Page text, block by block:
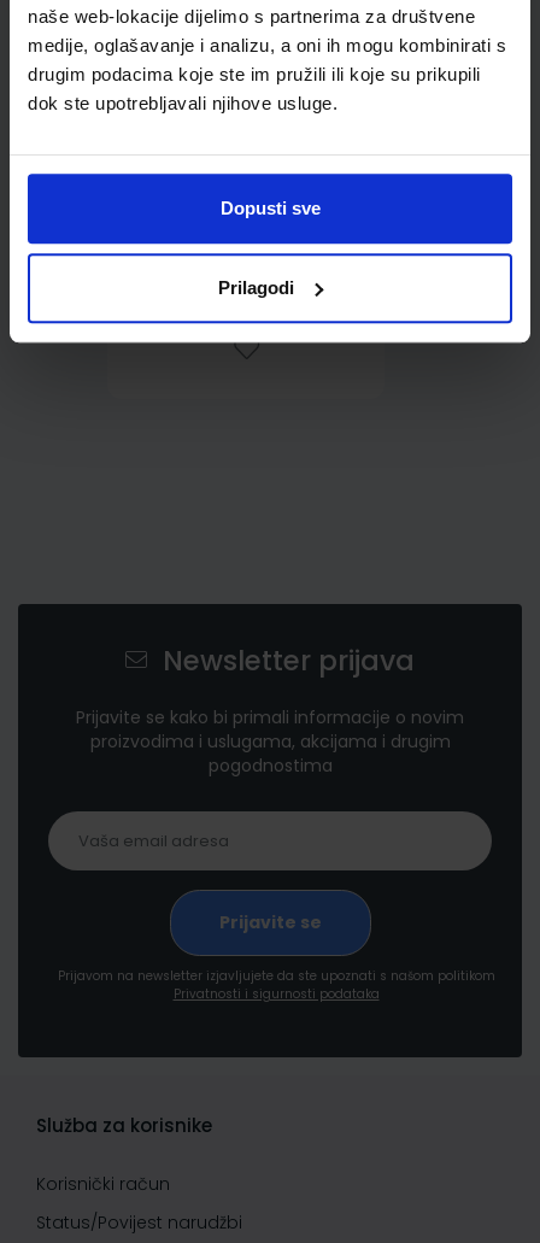
naše web-lokacije dijelimo s partnerima za društvene
medije, oglašavanje i analizu, a oni ih mogu kombinirati s
drugim podacima koje ste im pružili ili koje su prikupili
dok ste upotrebljavali njihove usluge.
Dopusti sve
Prilagodi
0,85 €
Newsletter prijava
Prijavite se kako bi primali informacije o novim
proizvodima i uslugama, akcijama i drugim
pogodnostima
Prijavom na newsletter izjavljujete da ste upoznati s našom politikom
Privatnosti i sigurnosti podataka
Služba za korisnike
Korisnički račun
Status/Povijest narudžbi